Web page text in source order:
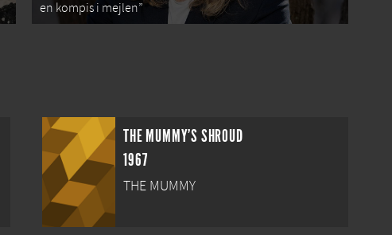
en kompis i mejlen”
THE MUMMY'S SHROUD
1967
THE MUMMY